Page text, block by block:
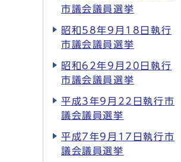
市議会議員選挙
昭和58年9月18日執行
市議会議員選挙
昭和62年9月20日執行
市議会議員選挙
平成3年9月22日執行市
議会議員選挙
平成7年9月17日執行市
議会議員選挙